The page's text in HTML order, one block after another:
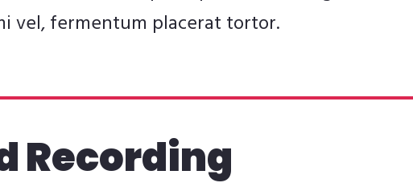
vel, fermentum placerat tortor.
Recording